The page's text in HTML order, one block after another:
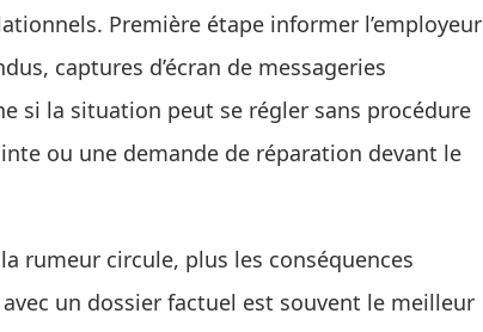
Première étape informer l’employeur
captures d’écran de messageries
si la situation peut se régler sans procédure
ou une demande de réparation devant le
rumeur circule, plus les conséquences
un dossier factuel est souvent le meilleur